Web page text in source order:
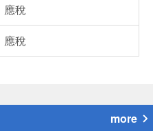
應稅
應稅
more